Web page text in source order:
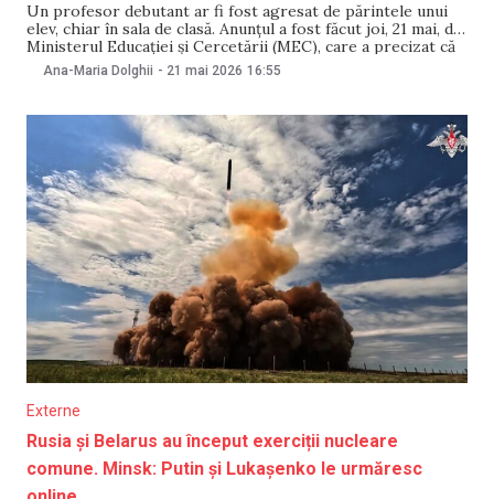
Un profesor debutant ar fi fost agresat de părintele unui
elev, chiar în sala de clasă. Anunțul a fost făcut joi, 21 mai, de
Ministerul Educației și Cercetării (MEC), care a precizat că
poliția a fost sesizată pe caz. „MEC condamnă ferm orice
formă de violență împotriva cadrelor didactice. Școala
Ana-Maria Dolghii - 21 mai 2026 16:55
Externe
Rusia și Belarus au început exerciții nucleare
comune. Minsk: Putin și Lukașenko le urmăresc